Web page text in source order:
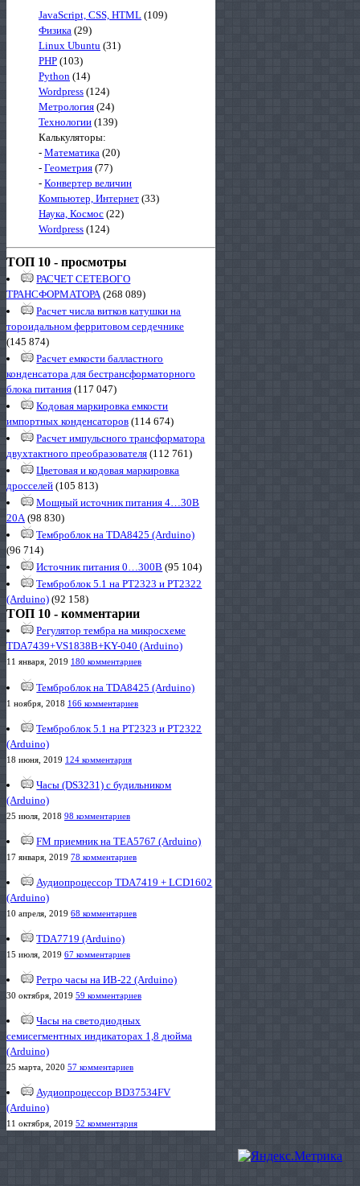
JavaScript, CSS, HTML (109)
Физика (29)
Linux Ubuntu (31)
PHP (103)
Python (14)
Wordpress (124)
Метрология (24)
Технологии (139)
Калькуляторы:
- Математика (20)
- Геометрия (77)
- Конвертер величин
Компьютер, Интернет (33)
Наука, Космос (22)
Wordpress (124)
ТОП 10 - просмотры
РАСЧЕТ СЕТЕВОГО
ТРАНСФОРМАТОРА(268 089)
Расчет числа витков катушки на
тороидальном ферритовом сердечнике
(145 874)
Расчет емкости балластного
конденсатора для бестрансформаторного
блока питания (117 047)
Кодовая маркировка емкости
импортных конденсаторов (114 674)
Расчет импульсного трансформатора
двухтактного преобразователя (112 761)
Цветовая и кодовая маркировка
дросселей (105 813)
Мощный источник питания 4…30В
20А(98 830)
Темброблок на TDA8425 (Arduino)
(96 714)
Источник питания 0…300В (95 104)
Темброблок 5.1 на PT2323 и PT2322
(Arduino) (92 158)
ТОП 10 - комментарии
Регулятор тембра на микросхеме
TDA7439+VS1838B+KY-040 (Arduino)
11 января, 2019 180 комментариев
Темброблок на TDA8425 (Arduino)
1 ноября, 2018 166 комментариев
Темброблок 5.1 на PT2323 и PT2322
(Arduino)
18 июня, 2019 124 комментария
Часы (DS3231) с будильником
(Arduino)
25 июля, 2018 98 комментариев
FM приемник на TEA5767 (Arduino)
17 января, 2019 78 комментариев
Аудиопроцессор TDA7419 + LCD1602
(Arduino)
10 апреля, 2019 68 комментариев
TDA7719 (Arduino)
15 июля, 2019 67 комментариев
Ретро часы на ИВ-22 (Arduino)
30 октября, 2019 59 комментариев
Часы на светодиодных
семисегментных индикаторах 1,8 дюйма
(Arduino)
25 марта, 2020 57 комментариев
Аудиопроцессор BD37534FV
(Arduino)
11 октября, 2019 52 комментария